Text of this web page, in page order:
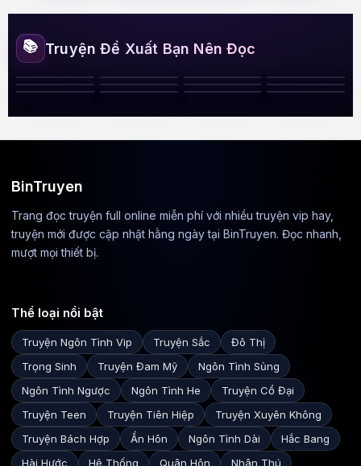
📚 Truyện Đề Xuất Bạn Nên Đọc
Đêm Lạc Nhịp
Định Mệnh
Ghiền Anh Đến
Sau Chia Tay Tôi
Nổi Tiếng Khắp
Huyết Ái Cuồng
Mê Luyến Thành
Thuốc Nào Cứu
Đừng Nóng Vội
Đến Thế Ư
Cùng Mỹ Nam
BinTruyen
Trang đọc truyện full online miễn phí với nhiều truyện vip hay,
truyện mới được cập nhật hằng ngày tại BinTruyen. Đọc nhanh,
mượt mọi thiết bị.
Thể loại nổi bật
Truyện Ngôn Tình Vip Truyện Sắc
Đô Thị
Trọng Sinh
Truyện Đam Mỹ
Ngôn Tình Sủng
Ngôn Tình Ngược
Ngôn Tình He
Truyện Cổ Đại
Truyện Teen
Truyện Tiên Hiệp
Truyện Xuyên Không
Truyện Bách Hợp
Ẩn Hôn Ngôn Tình Dài
Hắc Bang
Hài Hước
Hệ Thống Quân Hôn Nhân Thú